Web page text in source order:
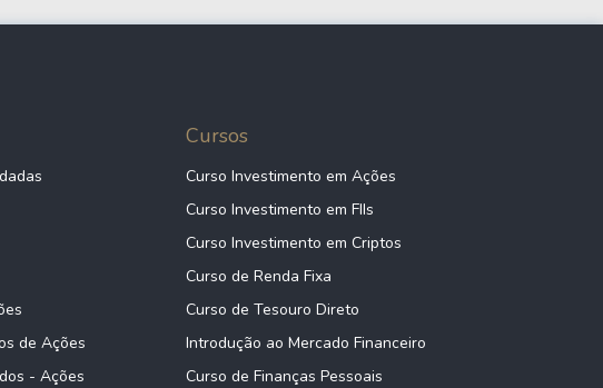
de Ações
- Ações
Cursos
Curso Investimento em Ações
Curso Investimento em FIIs
Curso Investimento em Criptos
Curso de Renda Fixa
Curso de Tesouro Direto
Introdução ao Mercado Financeiro
Curso de Finanças Pessoais